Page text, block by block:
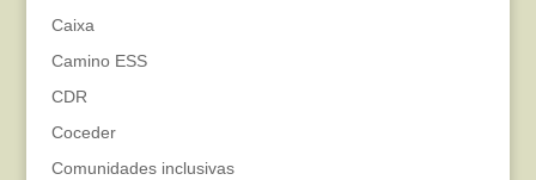
Caixa
Camino ESS
CDR
Coceder
Comunidades inclusivas